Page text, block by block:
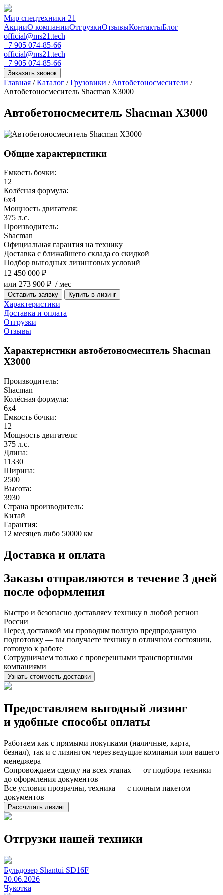
Мир спецтехники 21
АкцииО компанииОтгрузкиОтзывыКонтактыБлог
official@ms21.tech
+7 905 074-85-66
official@ms21.tech
+7 905 074-85-66
Заказать звонок
Главная /Каталог /Грузовики / Автобетоносмесители /
Автобетоносмеситель Shacman X3000
Автобетоносмеситель Shacman X3000
Общие характеристики
Емкость бочки:
12
Колёсная формула:
6x4
Мощность двигателя:
375 л.с.
Производитель:
Shacman
Официальная гарантия на технику
Доставка с ближайшего склада со скидкой
Подбор выгодных лизинговых условий
12 450 000 ₽
или 273 900 ₽ / мес
Оставить заявку Купить в лизинг
Характеристики
Доставка и оплата
Отгрузки
Отзывы
Характеристики автобетоносмеситель Shacman
X3000
Производитель:
Shacman
Колёсная формула:
6x4
Емкость бочки:
12
Мощность двигателя:
375 л.с.
Длина:
11330
Ширина:
2500
Высота:
3930
Страна производитель:
Китай
Гарантия:
12 месяцев либо 50000 км
Доставка и оплата
Заказы отправляются в течение 3 дней
после оформления
Быстро и безопасно доставляем технику в любой регион
России
Перед доставкой мы проводим полную предпродажную
подготовку — вы получаете технику в отличном состоянии,
готовую к работе
Сотрудничаем только с проверенными транспортными
компаниями
Узнать стоимость доставки
Предоставляем выгодный лизинг
и удобные способы оплаты
Работаем как с прямыми покупками (наличные, карта,
безнал), так и с лизингом через ведущие компании или вашего
менеджера
Сопровождаем сделку на всех этапах — от подбора техники
до оформления документов
Все условия прозрачны, техника — с полным пакетом
документов
Рассчитать лизинг
Отгрузки нашей техники
Бульдозер Shantui SD16F
20.06.2026
Чукотка